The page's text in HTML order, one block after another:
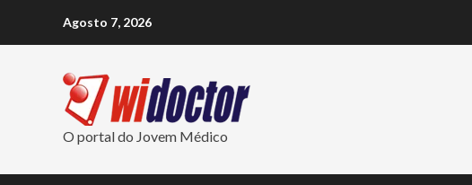
Agosto 7, 2026
O portal do Jovem Médico